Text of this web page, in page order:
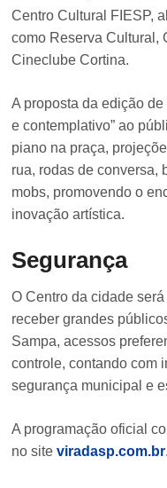
Centro Cultural FIESP,
como Reserva Cultural,
Cineclube Cortina.
A proposta da edição
e contemplativo” ao
piano na praça,
rua, rodas de conversa,
mobs, promovendo o
inovação artística.
Segurança
O Centro da cidade
receber grandes
Sampa, acessos
controle, contando com
segurança municipal e
A programação oficial
no siteviradasp.com.br.